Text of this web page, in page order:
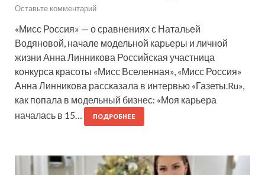
Оставьте комментарий
«Мисс Россия» — о сравнениях с Натальей
Водяновой, начале модельной карьеры и личной
жизни Анна Линникова Российская участница
конкурса красоты «Мисс Вселенная», «Мисс Россия»
Анна Линникова рассказала в интервью «Газеты.Ru»,
как попала в модельный бизнес: «Моя карьера
началась в 15…
ПОДРОБНЕЕ